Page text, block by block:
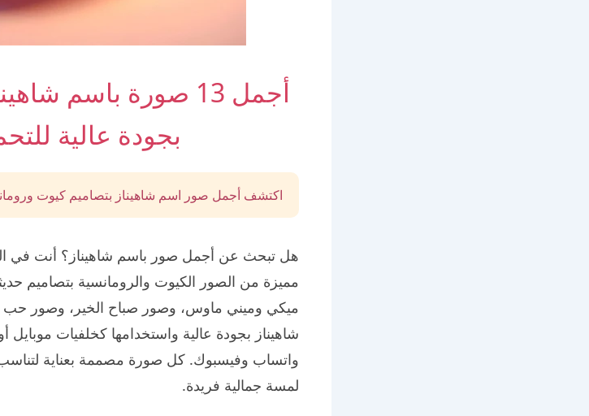
أجمل 13 صورة باسم
بجودة عالية
اكتشف أجمل صور اسم شاهيناز بتصاميم كيوت
هل تبحث عن أجمل صور باسم شاهيناز؟ أنت في
مميزة من الصور الكيوت والرومانسية بتصاميم
ميكي وميني ماوس، وصور صباح الخير، وصور حب
شاهيناز بجودة عالية واستخدامها كخلفيات موبايل
واتساب وفيسبوك. كل صورة مصممة بعناية لتناسب
لمسة جمالية فريدة.